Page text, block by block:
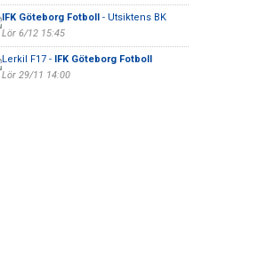
IFK Göteborg Fotboll- Utsiktens BK
Lör 6/12 15:45
Lerkil F17 - IFK Göteborg Fotboll
Lör 29/11 14:00